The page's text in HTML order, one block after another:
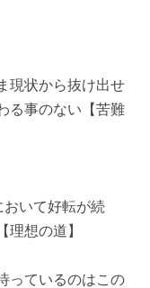
現状から抜け出せ
る事のない【苦難
おいて好転が続
理想の道】
っているのはこの